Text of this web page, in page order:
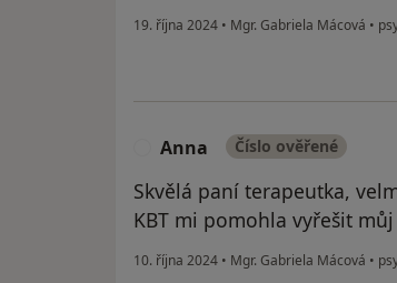
19. října 2024 • Mgr. Gabriela Mácová •
Anna Číslo ověřené
Skvělá paní terapeutka,
KBT mi pomohla vyřešit
10. října 2024 • Mgr. Gabriela Mácová •